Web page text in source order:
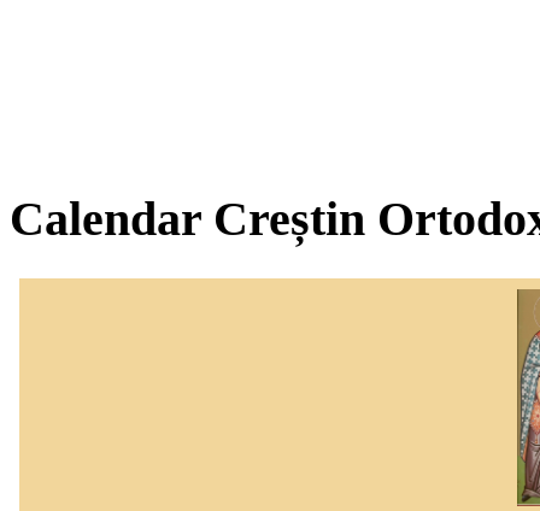
Calendar Creștin